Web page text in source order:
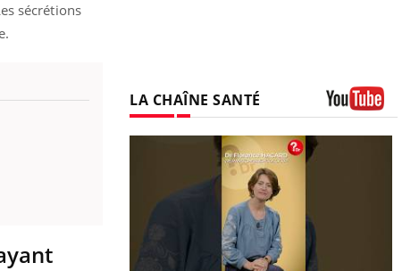
sécrétions
LA CHAÎNE SANTÉ